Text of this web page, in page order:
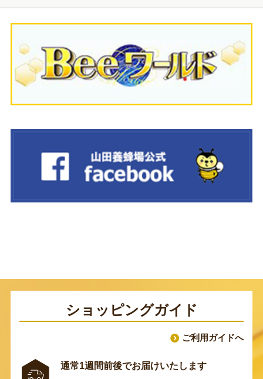
ショッピングガイド
ご利用ガイドへ
通常1週間前後でお届けいたします